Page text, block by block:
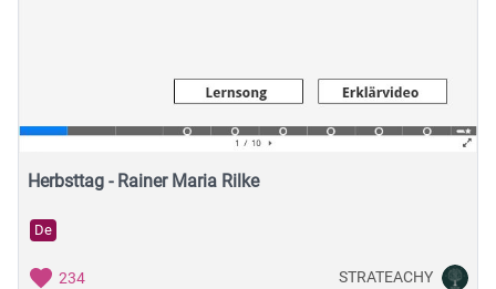
Herbsttag - Rainer Maria Rilke
De
234 STRATEACHY